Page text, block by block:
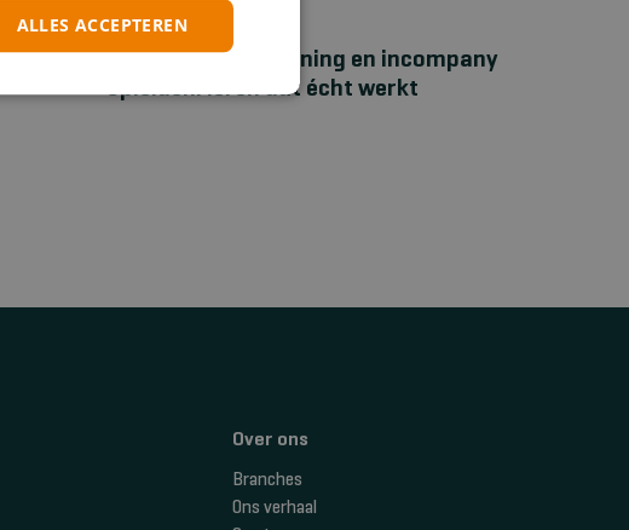
NIEUWS
Bhv‑maatwerktraining en incompany
opleiden: leren dat écht werkt
Over ons
Branches
Ons verhaal
ALLES ACCEPTEREN